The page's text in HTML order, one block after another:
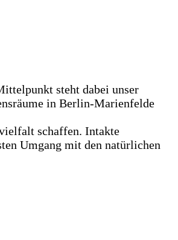
steht dabei unser
in Berlin-Marienfelde
schaffen. Intakte
Umgang mit den natürlichen